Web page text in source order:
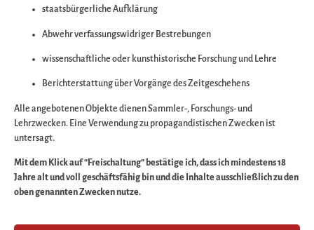
Wir arbeiten an
großartigen Sache
schauen Sie bald
wieder vorbei!
staatsbürgerliche Aufklärung
Abwehr verfassungswidriger Bestrebungen
wissenschaftliche oder kunsthistorische Forschung und Lehre
Berichterstattung über Vorgänge des Zeitgeschehens
Alle angebotenen Objekte dienen Sammler-, Forschungs- und
Lehrzwecken. Eine Verwendung zu propagandistischen Zwecken ist
untersagt.
Mit dem Klick auf “Freischaltung” bestätige ich, dass ich mindestens 18
Jahre alt und voll geschäftsfähig bin und die Inhalte ausschließlich zu den
oben genannten Zwecken nutze.